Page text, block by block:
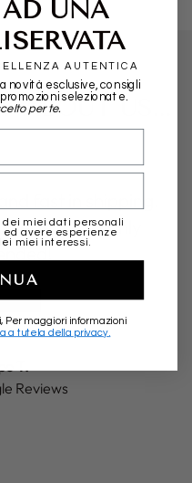
ABOUT US...
fast in shipping.
Highly
T.
Reviews
UNA
AUTENTICA
novità esclusive, consigli
selezionate.
per te.
miei dati personali
ed avere esperienze
miei interessi.
Per maggiori informazioni
a tutela della privacy.